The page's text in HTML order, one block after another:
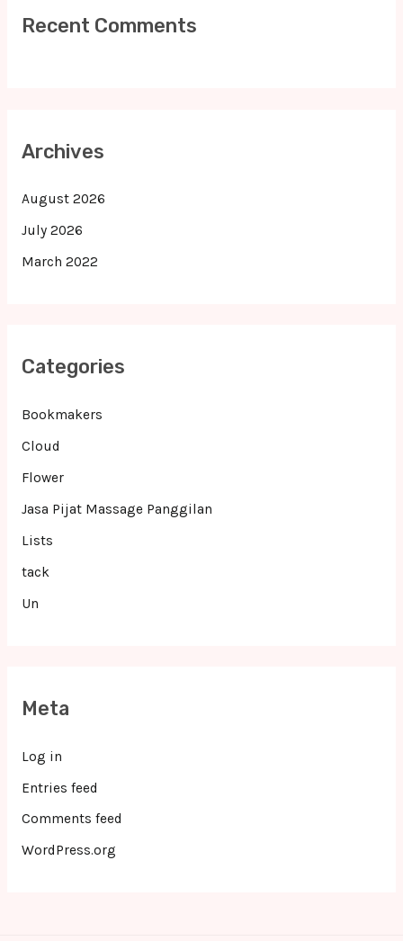
Recent Comments
Archives
August 2026
July 2026
March 2022
Categories
Bookmakers
Cloud
Flower
Jasa Pijat Massage Panggilan
Lists
tack
Un
Meta
Log in
Entries feed
Comments feed
WordPress.org